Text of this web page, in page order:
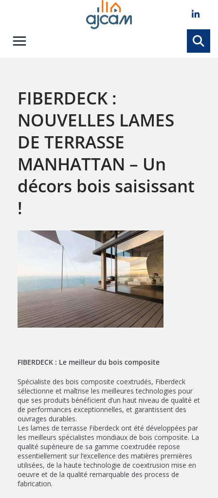
FIBERDECK :
NOUVELLES LAMES
DE TERRASSE
MANHATTAN – Un
décors bois saisissant
!
FIBERDECK : Le meilleur du bois composite
Spécialiste des bois composite coextrudés, Fiberdeck
sélectionne et maîtrise les meilleures technologies pour
que ses produits bénéficient d’un haut niveau de qualité et
de performances exceptionnelles, et garantissent des
ouvrages durables.
Les lames de terrasse Fiberdeck ont été développées par
les meilleurs spécialistes mondiaux de bois composite. La
qualité supérieure de sa gamme coextrudée repose
essentiellement sur l’excellence des matières premières
utilisées, de la haute technologie de coextrusion mise en
oeuvre et de la qualité remarquable des process de
fabrication.